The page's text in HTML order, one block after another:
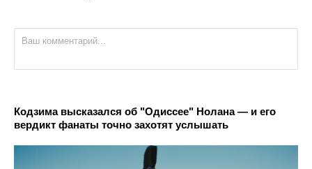
Кодзима высказался об "Одиссее" Нолана — и его
вердикт фанаты точно захотят услышать